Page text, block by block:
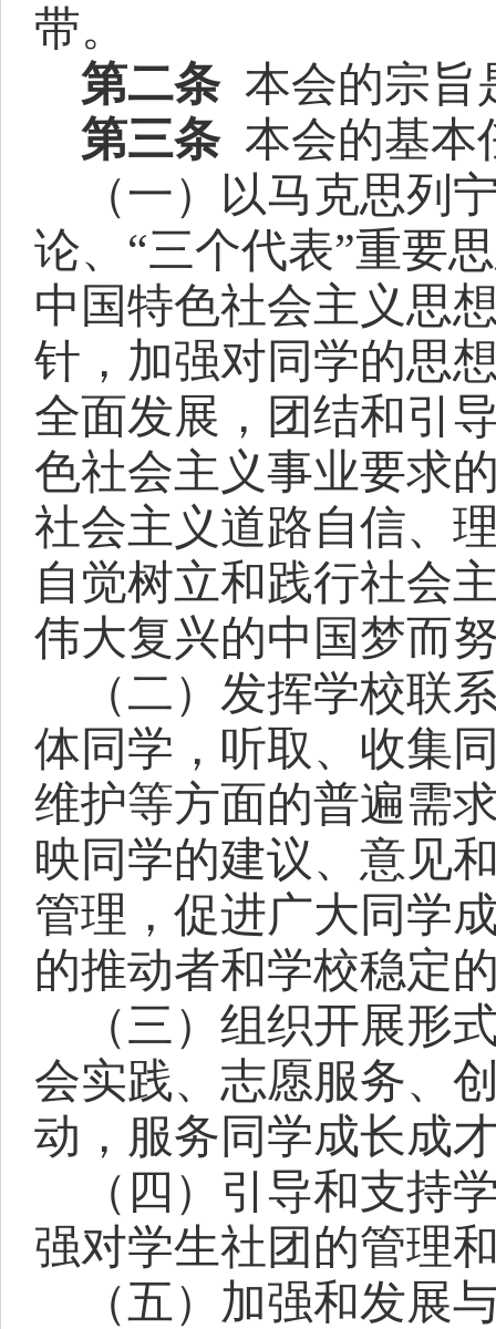
带。
第二条 本会的宗旨
第三条 本会的基本
（一）以马克思列
论、 “三个代表”重要
中国特色社会主义思
针，加强对同学的思
全面发展，团结和引
色社会主义事业要求
社会主义道路自信、
自觉树立和践行社会
伟大复兴的中国梦而
（二）发挥学校联
体同学，听取、收集
维护等方面的普遍需
映同学的建议、意见
管理，促进广大同学
的推动者和学校稳定
（三）组织开展形
会实践、志愿服务、
动，服务同学成长成
（四）引导和支持
强对学生社团的管理
（五）加强和发展